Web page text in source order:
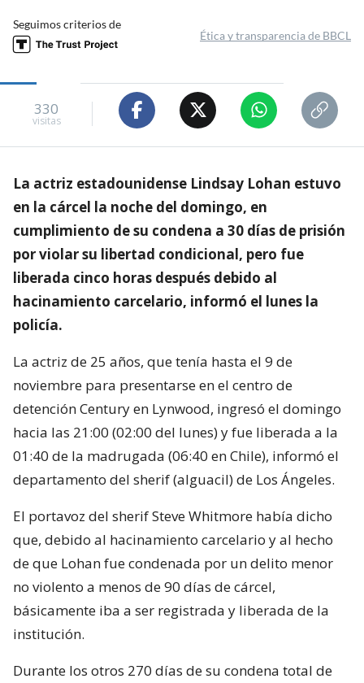
Seguimos criterios de
Ética y transparencia de BBCL
330
visitas
La actriz estadounidense Lindsay Lohan estuvo
en la cárcel la noche del domingo, en
cumplimiento de su condena a 30 días de prisión
por violar su libertad condicional, pero fue
liberada cinco horas después debido al
hacinamiento carcelario, informó el lunes la
policía.
La actriz de 25 años, que tenía hasta el 9 de
noviembre para presentarse en el centro de
detención Century en Lynwood, ingresó el domingo
hacia las 21:00 (02:00 del lunes) y fue liberada a la
01:40 de la madrugada (06:40 en Chile), informó el
departamento del sherif (alguacil) de Los Ángeles.
El portavoz del sherif Steve Whitmore había dicho
que, debido al hacinamiento carcelario y al hecho
de que Lohan fue condenada por un delito menor
no violento a menos de 90 días de cárcel,
básicamente iba a ser registrada y liberada de la
institución.
Durante los otros 270 días de su condena total de